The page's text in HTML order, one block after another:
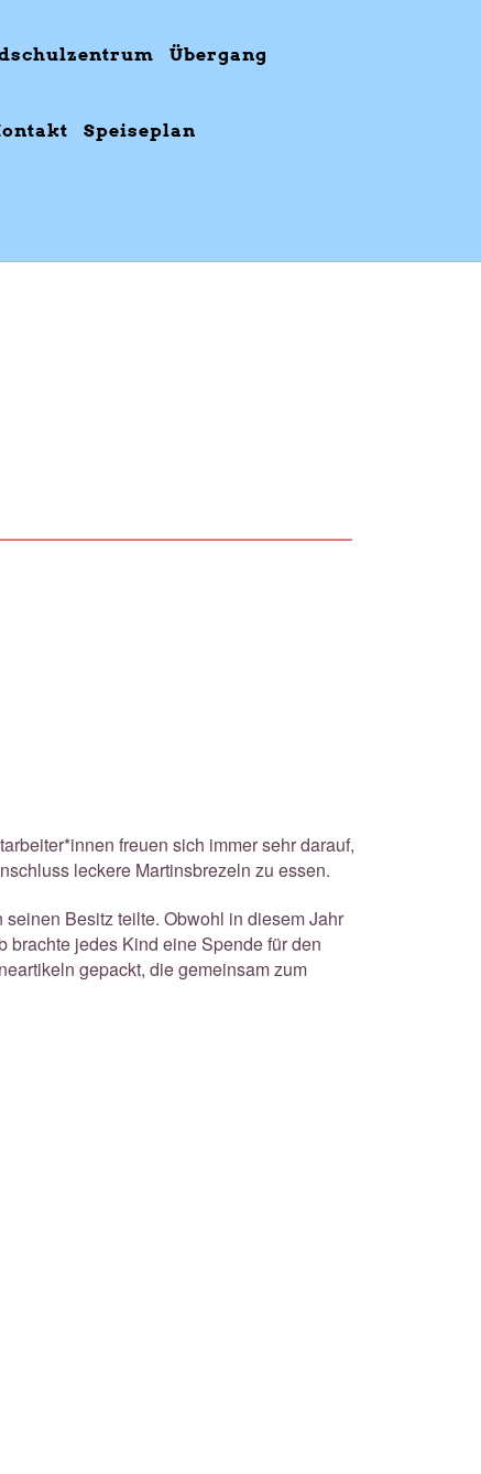
Übergang
Speiseplan
freuen sich immer sehr darauf,
leckere Martinsbrezeln zu essen.
Besitz teilte. Obwohl in diesem Jahr
brachte jedes Kind eine Spende für den
gepackt, die gemeinsam zum